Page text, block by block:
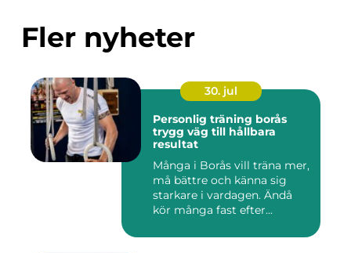
Fler nyheter
30. jul
Personlig träning borås
trygg väg till hållbara
resultat
Många i Borås vill träna mer,
må bättre och känna sig
starkare i vardagen. Ändå
kör många fast efter...